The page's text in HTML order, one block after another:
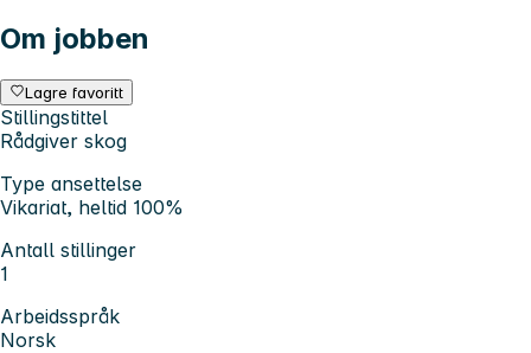
Om jobben
Lagre favoritt
Stillingstittel
Rådgiver skog
Type ansettelse
Vikariat, heltid 100%
Antall stillinger
1
Arbeidsspråk
Norsk